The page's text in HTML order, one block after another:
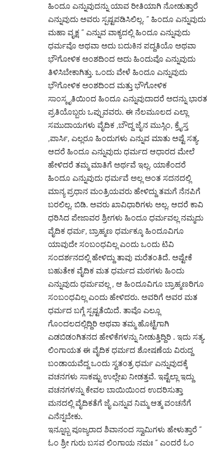
ಹಿಂದೂ ಎನ್ನುವುದನ್ನು ಯಾವ ರೀತಿಯಾಗಿ ನೋಡುತ್ತಾರೆ
ಎನ್ನುವುದು ಅವರು ಸ್ಪಷ್ಟಪಡಿಸಿಲಿಲ್ಲ. ” ಹಿಂದೂ ಎನ್ನುವುದು
ಮಹಾ ವೃಕ್ಷ ” ಎನ್ನುವ ವಾಕ್ಯದಲ್ಲಿ ಹಿಂದೂ ಎನ್ನುವುದು
ಧರ್ಮವೊ ಅಥವಾ ಅದು ಬದುಕಿನ ಪದ್ದತಿಯೊ ಅಥವಾ
ಭೌಗೋಳಿಕ ಅಂಶದಿಂದ ಅದು ಹಿಂದುವೊ ಎನ್ನುವುದು
ತಿಳಿಸಿಬೇಕಾಗಿತ್ತು. ಒಂದು ವೇಳೆ ಹಿಂದೂ ಎನ್ನುವುದು
ಭೌಗೋಳಿಕ ಅಂಶದಿಂದ ಮತ್ತು ಭೌಗೋಳಿಕ
ಸಾಂಸ್ಕೃತಿಯಿಂದ ಹಿಂದೂ ಎನ್ನುವುದಾದರೆ ಅದನ್ನು ಭಾರತ
ಪ್ರತಿಯೊಬ್ಬರು ಒಪ್ಪುವವರು. ಈ ನೆಲಮೂಲದ ಎಲ್ಲಾ
ಸಮುದಾಯಗಳು ವೈದಿಕ ,ಬೌದ್ದ ಜೈನ ಮುಸ್ಲಿಂ, ಕ್ರೈಸ್ತ
,ಪಾರ್ಸಿ, ಎಲ್ಲರೂ ಹಿಂದುಗಳು ಎನ್ನುವ ಮಾತು ಅಷ್ಟೆ ಸತ್ಯ.
ಆದರೆ ಹಿಂದೂ ಎನ್ನುವುದು ಧರ್ಮದ ಆಧಾರದ ಮೇಲೆ
ಹೇಳಿದರೆ ತಮ್ಮ ಮಾತಿಗೆ ಅರ್ಥವೆ ಇಲ್ಲ. ಯಾಕೆಂದರೆ
ಹಿಂದೂ ಎನ್ನುವುದು ಧರ್ಮವೆ ಅಲ್ಲ ಅಂತ ಸದನದಲ್ಲಿ
ಮಾನ್ಯ ಪ್ರಧಾನ ಮಂತ್ರಿಯವರು ಹೇಳಿದ್ದು ತಮಗೆ ನೆನಪಿಗೆ
ಬರಲಿಲ್ಲ. ಬಿಡಿ. ಅವರು ಖಾವಿಧಾರಿಗಳು ಅಲ್ಲ. ಆದರೆ ಕಾವಿ
ಧರಿಸಿದ ಪೇಜಾವರ ಶ್ರೀಗಳು ಹಿಂದೂ ಧರ್ಮವಲ್ಲ ನಮ್ಮದು
ವೈದಿಕ ಧರ್ಮ, ಬ್ರಾಹ್ಮಣ ಧರ್ಮಕ್ಕೂ ಹಿಂದೂವಿಗೂ
ಯಾವುದೇ ಸಂಬಂಧವಿಲ್ಲ ಎಂದು ಒಂದು ಟಿವಿ
ಸಂದರ್ಶನದಲ್ಲಿ ಹೇಳಿದ್ದು ತಾವು ಮರೆತಂತಿದೆ. ಅಷ್ಟೇಕೆ
ಬಹುತೇಕ ವೈದಿಕ ಮತ ಧರ್ಮದ ಮಠಗಳು ಹಿಂದು
ಎನ್ನುವುದು ಧರ್ಮವಲ್ಲ , ಆ ಹಿಂದೂವಿಗೂ ಬ್ರಾಹ್ಮಣರಿಗೂ
ಸಂಬಂಧವಿಲ್ಲ ಎಂದು ಹೇಳಿದರು. ಅವರಿಗೆ ಅವರ ಮತ
ಧರ್ಮದ ಬಗ್ಗೆ ಸ್ಪಷ್ಟತೆಯಿದೆ. ತಾವೊ ಎಲ್ಲೂ
ಗೊಂದಲದಲ್ಲಿದ್ದಿರಿ ಅಥವಾ ತಮ್ಮ ಹೊಟ್ಟೆಗಾಗಿ
ಎಡಬಿಡಂಗಿತನದ ಹೇಳಿಕೆಗಳನ್ನು ನೀಡುತ್ತಿದ್ದಿರಿ . ಇದು ಸತ್ಯ.
ಲಿಂಗಾಯತ ಈ ವೈದಿಕ ಧರ್ಮದ ಶೋಷಣೆಯ ವಿರುದ್ದ
ಬಂಡಾಯವೆದ್ದ ಒಂದು ಸ್ವತಂತ್ರ ಧರ್ಮ ಎನ್ನುವುದಕ್ಕೆ
ವಚನಗಳು ಸಾಕಷ್ಟು ಉಲ್ಲೇಖ ನೀಡತ್ತವೆ. ಇಷ್ಟೆಲ್ಲಾ ಇದ್ದು
ವಚನಗಳನ್ನು ಕೇವಲ ಬಾಯಿಯಿಂದ ಉದರಿಸುತ್ತಾ
ಮನದಲ್ಲಿ ವೈದಿಕತೆಗೆ ಜೈ ಎನ್ನುವ ನಿಮ್ಮ ಆತ್ಮ ವಂಚನೆಗೆ
ಎನೆನ್ನಬೇಕು.
ಇನ್ನೂಬ್ಬ ಪೂಜ್ಯರಾದ ಶಿವಾನಂದ ಸ್ವಾಮಿಗಳು ಹೇಳುತ್ತಾರೆ ”
ಓಂ ಶ್ರೀ ಗುರು ಬಸವ ಲಿಂಗಾಯ ನಮಃ ” ಎಂದರೆ ಓಂ